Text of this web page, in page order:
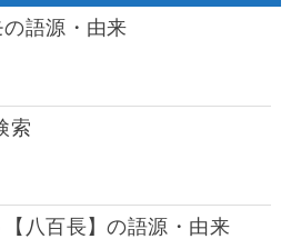
語源・由来
索
八百長】の語源・由来